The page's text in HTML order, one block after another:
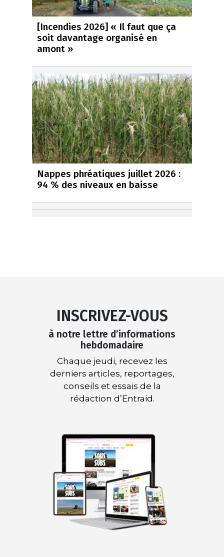
[Incendies 2026] « Il faut que ça
soit davantage organisé en
amont »
Nappes phréatiques juillet 2026 :
94 % des niveaux en baisse
INSCRIVEZ-VOUS
à notre lettre d’informations
hebdomadaire
Chaque jeudi, recevez les
derniers articles, reportages,
conseils et essais de la
rédaction d’Entraid.